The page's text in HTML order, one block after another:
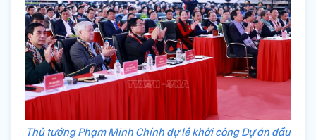
Thủ tướng Phạm Minh Chính dự lễ khởi công Dự án đầu